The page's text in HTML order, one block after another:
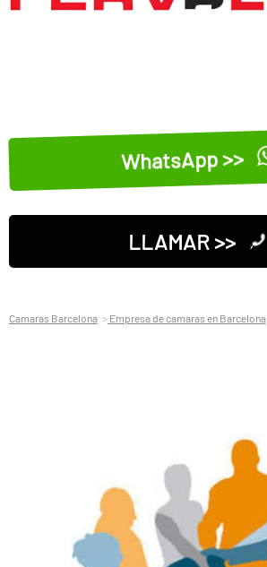
WhatsApp >>
LLAMAR >>
Camaras Barcelona Empresa de camaras en Barcelona